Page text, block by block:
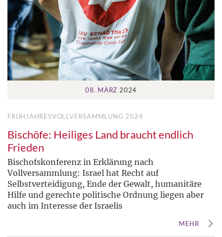
08. MÄRZ 2024
FRÜHJAHRESVOLLVERSAMMLUNG 2024
Bischöfe: Heiliges Land braucht endlich
Frieden
Bischofskonferenz in Erklärung nach
Vollversammlung: Israel hat Recht auf
Selbstverteidigung, Ende der Gewalt, humanitäre
Hilfe und gerechte politische Ordnung liegen aber
auch im Interesse der Israelis
MEHR